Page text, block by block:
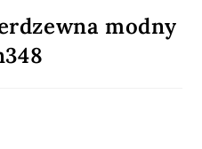
modny